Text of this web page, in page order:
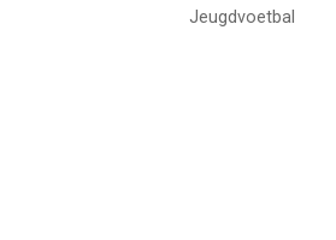
Jeugdvoetbal